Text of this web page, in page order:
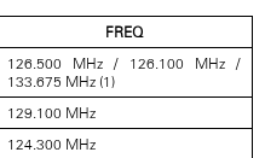
FREQ
126.500 MHz / 126.100 MHz /
133.675 MHz (1)
129.100 MHz
124.300 MHz